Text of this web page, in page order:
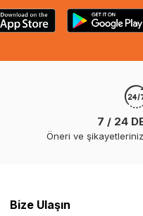
7 / 24
Öneri ve
Bize Ulaşın